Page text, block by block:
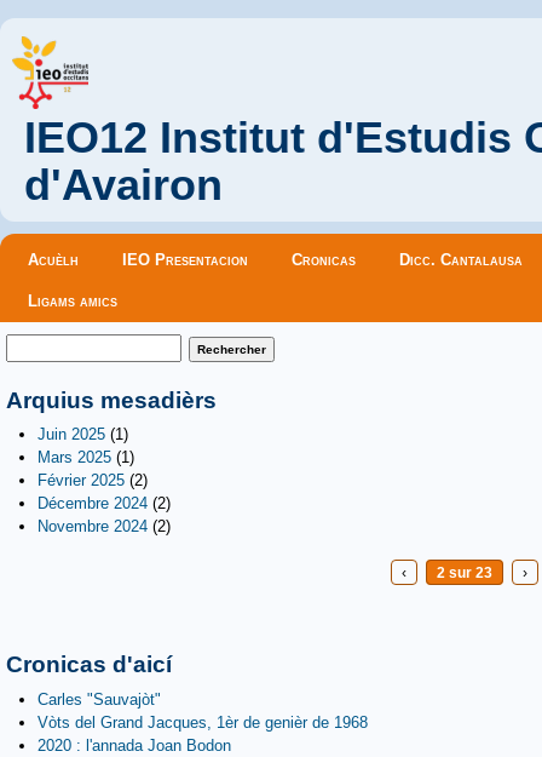
IEO12 Institut d'Estudis
d'Avairon
Menu principal
Acuèlh IEO Presentacion Cronicas Dicc. Cantalausa
Ligams amics
Formulaire de recherche
Arquius mesadièrs
Juin 2025 (1)
Mars 2025 (1)
Février 2025 (2)
Décembre 2024 (2)
Novembre 2024 (2)
‹ 2 sur 23 ›
Cronicas d'aicí
Carles "Sauvajòt"
Vòts del Grand Jacques, 1èr de genièr de 1968
2020 : l'annada Joan Bodon